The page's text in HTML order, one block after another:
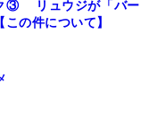
③ リュウジが「バー
の件について】